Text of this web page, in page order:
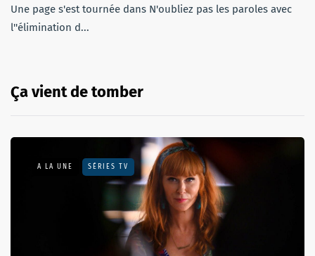
Une page s'est tournée dans N'oubliez pas les paroles avec
l''élimination d...
Ça vient de tomber
A LA UNE SÉRIES TV